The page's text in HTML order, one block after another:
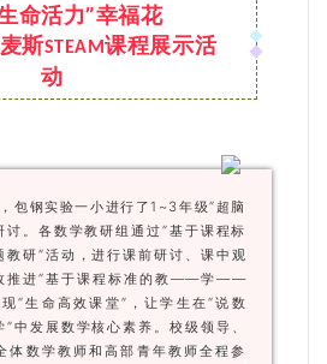
命活力”幸福花
斯STEAM课程展示活
动
包钢实验一小进行了1~3年级“超脑
讨。各数学教研组通过“基于课程标
教研”活动，进行课前研讨、课中观
推进“基于课程标准的教——学——
“生命高效课堂”，让学生在“说数
中发展数学核心素养。校级领导、
体数学教师和高部青年教师全程参